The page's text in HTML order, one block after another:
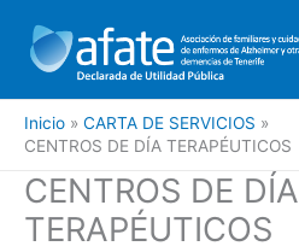
contenido
Inicio
CARTA DE SERVICIOS
CENTROS DE DÍA TERAPÉUTICOS
CENTROS DE DÍA
TERAPÉUTICOS